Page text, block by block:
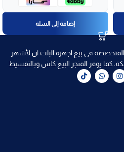
إضافة إلى السلة
المتخصصة في بيع اجهزة البلت ان لأشهر
كما يوفر المتجر البيع كاش وبالتقسيط